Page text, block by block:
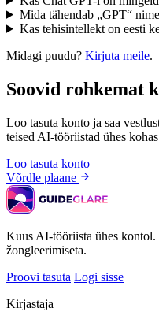
Mida tähendab „GPT“
Kas tehisintellekt on eesti
Midagi puudu? Kirjuta meile.
Soovid rohkemat
Loo tasuta konto ja saa
teised AI-tööriistad ühes
Loo tasuta konto
Võrdle plaane
Kuus AI-tööriista ühes kontol.
žongleerimiseta.
Proovi tasuta Logi sisse
Kirjastaja